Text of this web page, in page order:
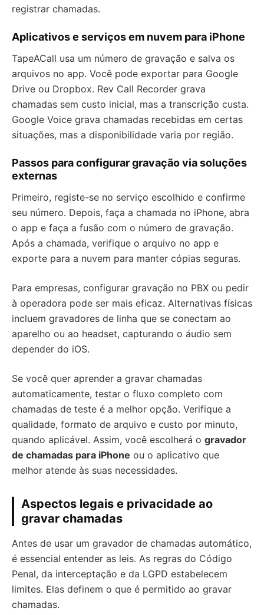
registrar chamadas.
Aplicativos e serviços em nuvem para iPhone
TapeACall usa um número de gravação e salva os
arquivos no app. Você pode exportar para Google
Drive ou Dropbox. Rev Call Recorder grava
chamadas sem custo inicial, mas a transcrição custa.
Google Voice grava chamadas recebidas em certas
situações, mas a disponibilidade varia por região.
Passos para configurar gravação via soluções
externas
Primeiro, registe-se no serviço escolhido e confirme
seu número. Depois, faça a chamada no iPhone, abra
o app e faça a fusão com o número de gravação.
Após a chamada, verifique o arquivo no app e
exporte para a nuvem para manter cópias seguras.
Para empresas, configurar gravação no PBX ou pedir
à operadora pode ser mais eficaz. Alternativas físicas
incluem gravadores de linha que se conectam ao
aparelho ou ao headset, capturando o áudio sem
depender do iOS.
Se você quer aprender a gravar chamadas
automaticamente, testar o fluxo completo com
chamadas de teste é a melhor opção. Verifique a
qualidade, formato de arquivo e custo por minuto,
quando aplicável. Assim, você escolherá o gravador
de chamadas para iPhone ou o aplicativo que
melhor atende às suas necessidades.
Aspectos legais e privacidade ao
gravar chamadas
Antes de usar um gravador de chamadas automático,
é essencial entender as leis. As regras do Código
Penal, da interceptação e da LGPD estabelecem
limites. Elas definem o que é permitido ao gravar
chamadas.